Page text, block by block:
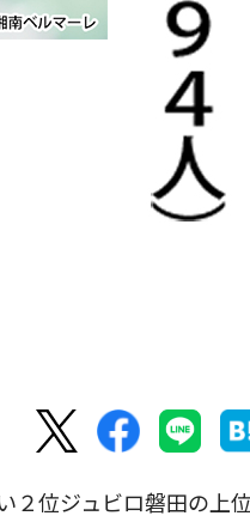
位ジュビロ磐田の上